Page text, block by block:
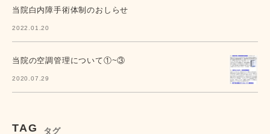
当院白内障手術体制のおしらせ
2022.01.20
当院の空調管理について①~③
2020.07.29
TAG タグ